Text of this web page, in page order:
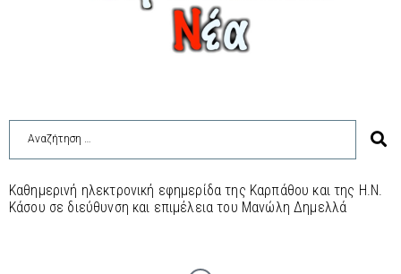
Καθημερινή ηλεκτρονική εφημερίδα της Καρπάθου και της Η.Ν.
Κάσου σε διεύθυνση και επιμέλεια του Μανώλη Δημελλά